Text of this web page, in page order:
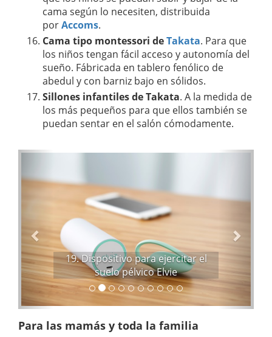
cama según lo necesiten, distribuida
porAccoms.
Cama tipo montessori deTakata. Para que
los niños tengan fácil acceso y autonomía del
sueño. Fábricada en tablero fenólico de
abedul y con barniz bajo en sólidos.
Sillones infantiles de Takata. A la medida de
los más pequeños para que ellos también se
puedan sentar en el salón cómodamente.
19. Dispositivo para ejercitar el
suelo pélvico Elvie
A
t
o
r
u
n
Para las mamás y toda la familia